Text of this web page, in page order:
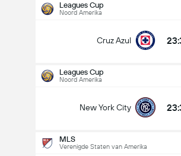
Leagues Cup
Noord Amerika
Cruz Azul
Leagues Cup
Noord Amerika
New York City
MLS
Verenigde Staten van Amerika
Leagues Cup